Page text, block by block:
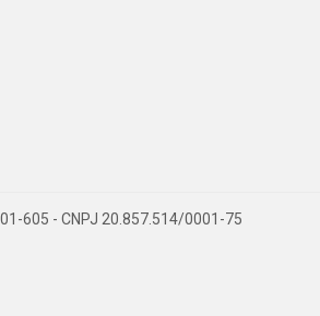
605 - CNPJ 20.857.514/0001-75